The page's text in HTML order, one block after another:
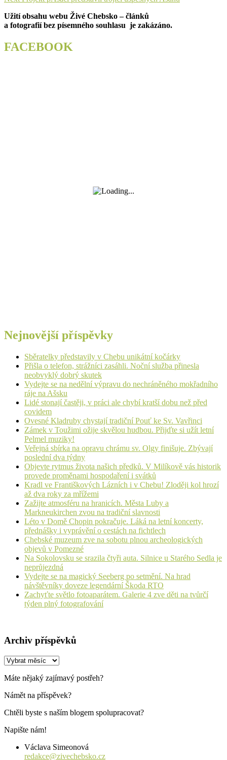
pro
příspěvek
Užití obsahu webu Živé Chebsko – článků
a fotografií bez písemného souhlasu je zakázáno.
FACEBOOK
Nejnovější příspěvky
Sběratelky představily v Chebu unikátní kočárky
Přišla o telefon, strážníci zasáhli. Noční služba přinesla
neobvyklý dobrý skutek
Vydejte se na nedělní výpravu do nechráněného mokřadního
ráje na Ašsku
Lidé stonají častěji, v práci ale chybí kratší dobu než před
covidem
Ovesné Kladruby chystají tradiční Pouť ke Sv. Vavřinci
Zámek v Toužimi ožije skvělou hudbou. Přijďte si užít letní
Pelmel muziky!
Veřejná sbírka na opravu chrámu sv. Olgy finišuje. Zbývají
poslední dva týdny
Objevte rytmus života našich předků. V Milíkově vás historik
provede proměnami hospodaření i svátků
Kradl ve Františkových Lázních i v Chebu! Zloději kol hrozí
až dva roky za mřížemi
Zažijte atmosféru na hranicích. Města Luby a
Markneukirchen zvou na tradiční slavnosti
Léto v Domě Chopin pokračuje. Láká na letní koncerty,
přednášky i vyprávění o cestách na fichtlech
Chebské muzeum zve na sobotu plnou archeologických
objevů v Pomezné
Na Sokolovsku se srazila čtyři auta. Silnice u Starého Sedla je
neprůjezdná
Vydejte se na magický Seeberg po setmění. Na hrad
návštěvníky doveze legendární Škoda RTO
Zachyťte světlo fotoaparátem. Galerie 4 zve děti na tvůrčí
týden plný fotografování
Archiv příspěvků
Archiv
Máte nějaký zajímavý postřeh?
Námět na příspěvek?
Chtěli byste s naším blogem spolupracovat?
Napište nám!
Václava Simeonová
redakce@zivechebsko.cz